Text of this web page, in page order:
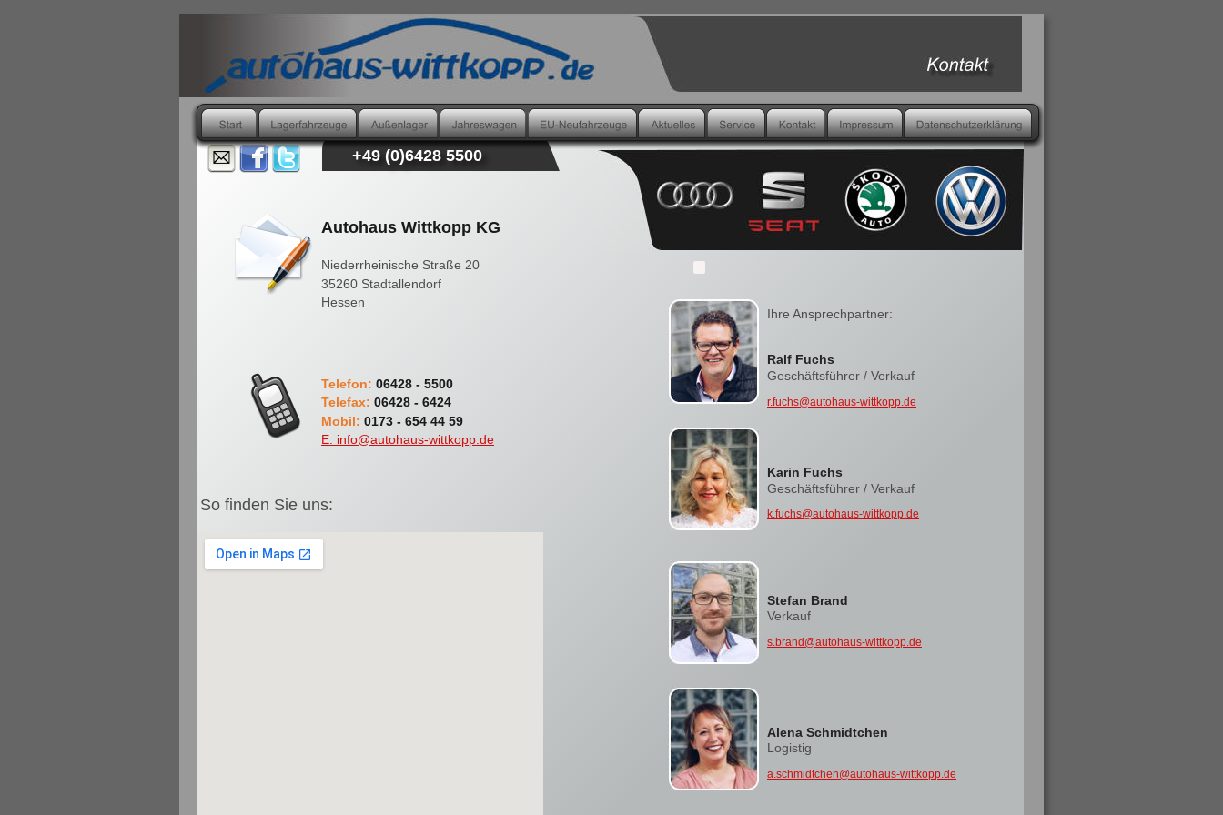
Autohaus Wittkopp KG
Niederrheinische Straße 20
35260 Stadtallendorf
Hessen
Telefon: 06428 - 5500
Telefax: 06428 - 6424
Mobil: 0173 - 654 44 59
E: info@autohaus-wittkopp.de
+49 (0)6428 5500
Ralf Fuchs
Geschäftsführer / Verkauf
r.fuchs@autohaus-wittkopp.de
Karin Fuchs
Geschäftsführer / Verkauf
k.fuchs@autohaus-wittkopp.de
Ihre Ansprechpartner:
So finden Sie uns:
Alena Schmidtchen
Logistig
a.schmidtchen@autohaus-wittkopp.de
Stefan Brand
Verkauf
s.brand@autohaus-wittkopp.de